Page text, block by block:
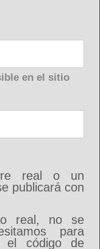
en el sitio
real o un
publicará con
real, no se
para
el código de